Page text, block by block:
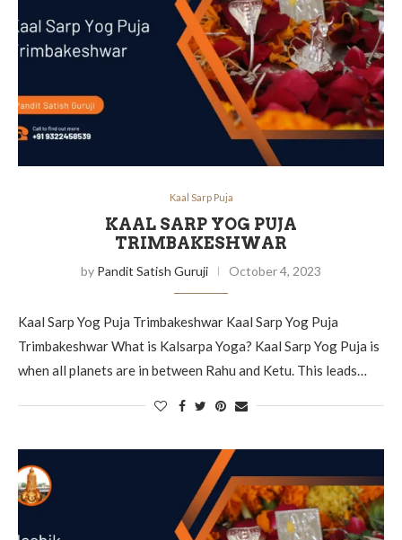
Kaal Sarp Puja
KAAL SARP YOG PUJA
TRIMBAKESHWAR
by Pandit Satish Guruji October 4, 2023
Kaal Sarp Yog Puja Trimbakeshwar Kaal Sarp Yog Puja
Trimbakeshwar What is Kalsarpa Yoga? Kaal Sarp Yog Puja is
when all planets are in between Rahu and Ketu. This leads…